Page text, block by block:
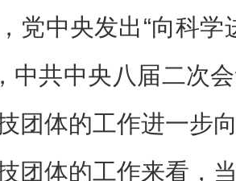
党中央发出“向科学
中共中央八届二次
团体的工作进一步
团体的工作来看，